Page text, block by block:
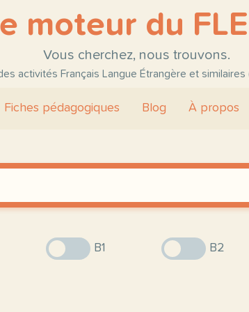
moteur du
Vous cherchez, nous trouvons.
activités Français Langue Étrangère et similaires
Fiches pédagogiques Blog À propos
B1 B2